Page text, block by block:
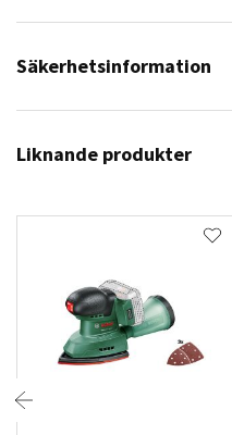
Säkerhetsinformation
Liknande produkter